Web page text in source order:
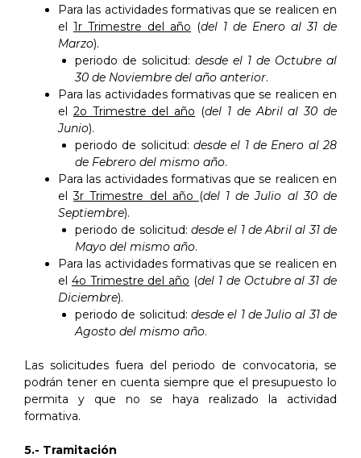
Para las actividades formativas que se realicen en
el 1r Trimestre del año (del 1 de Enero al 31 de
Marzo).
periodo de solicitud: desde el 1 de Octubre al
30 de Noviembre del año anterior.
Para las actividades formativas que se realicen en
el 2o Trimestre del año (del 1 de Abril al 30 de
Junio).
periodo de solicitud: desde el 1 de Enero al 28
de Febrero del mismo año.
Para las actividades formativas que se realicen en
el3r Trimestre del año (del 1 de Julio al 30 de
Septiembre).
periodo de solicitud: desde el 1 de Abril al 31 de
Mayo del mismo año.
Para las actividades formativas que se realicen en
el 4o Trimestre del año (del 1 de Octubre al 31 de
Diciembre).
periodo de solicitud: desde el 1 de Julio al 31 de
Agosto del mismo año.
Las solicitudes fuera del periodo de convocatoria, se
podrán tener en cuenta siempre que el presupuesto lo
permita y que no se haya realizado la actividad
formativa.
5.- Tramitación